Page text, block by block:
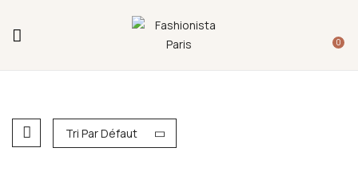
0
Tri Par Défaut
Fermeture annuelle du 17 juillet 16h au 12 août.
L'ajout au panier est indisponible et aucune
commande ni remise en main propre ne sera